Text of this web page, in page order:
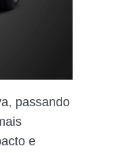
passando
e